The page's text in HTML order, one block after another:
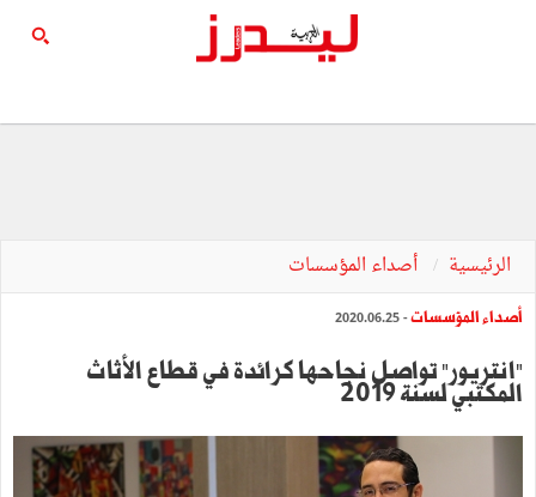
الرئيسية أصداء المؤسسات
أصداء المؤسسات- 2020.06.25
"انتريور" تواصل نجاحها كرائدة في قطاع الأثاث
المكتبي لسنة 2019